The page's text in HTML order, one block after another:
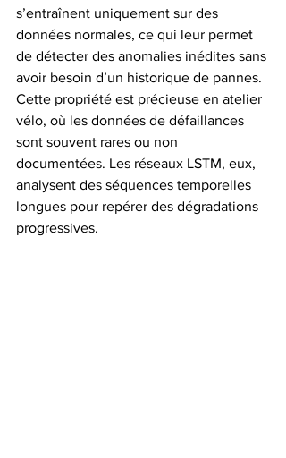
s’entraînent uniquement sur des
données normales, ce qui leur permet
de détecter des anomalies inédites sans
avoir besoin d’un historique de pannes.
Cette propriété est précieuse en atelier
vélo, où les données de défaillances
sont souvent rares ou non
documentées. Les réseaux LSTM, eux,
analysent des séquences temporelles
longues pour repérer des dégradations
progressives.